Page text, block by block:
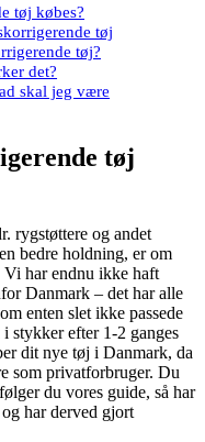
tøj købes?
tøj
tøj?
det?
skal jeg være
tøj
rygstøttere og andet
bedre holdning, er om
Vi har endnu ikke haft
Danmark – det har alle
enten slet ikke passede
stykker efter 1-2 ganges
dit nye tøj i Danmark, da
som privatforbruger. Du
du vores guide, så har
har derved gjort